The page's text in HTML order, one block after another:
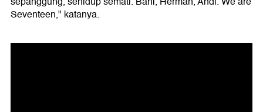
Seventeen," katanya.